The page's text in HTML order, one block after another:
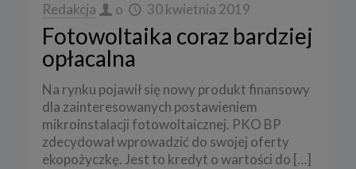
Redakcja o 30 kwietnia 2019
Fotowoltaika coraz bardziej
opłacalna
Na rynku pojawił się nowy produkt finansowy
dla zainteresowanych postawieniem
mikroinstalacji fotowoltaicznej. PKO BP
zdecydował wprowadzić do swojej oferty
ekopożyczkę. Jest to kredyt o wartości do […]